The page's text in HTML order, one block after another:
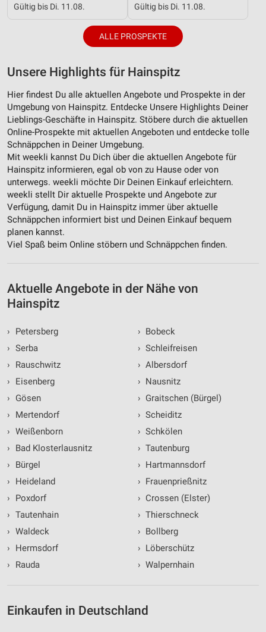
Gültig bis Di. 11.08. Gültig bis Di. 11.08.
ALLE PROSPEKTE
Unsere Highlights für Hainspitz
Hier findest Du alle aktuellen Angebote und Prospekte in der
Umgebung von Hainspitz. Entdecke Unsere Highlights Deiner
Lieblings-Geschäfte in Hainspitz. Stöbere durch die aktuellen
Online-Prospekte mit aktuellen Angeboten und entdecke tolle
Schnäppchen in Deiner Umgebung.
Mit weekli kannst Du Dich über die aktuellen Angebote für
Hainspitz informieren, egal ob von zu Hause oder von
unterwegs. weekli möchte Dir Deinen Einkauf erleichtern.
weekli stellt Dir aktuelle Prospekte und Angebote zur
Verfügung, damit Du in Hainspitz immer über aktuelle
Schnäppchen informiert bist und Deinen Einkauf bequem
planen kannst.
Viel Spaß beim Online stöbern und Schnäppchen finden.
Aktuelle Angebote in der Nähe von
Hainspitz
›
Petersberg
› Serba
›
Rauschwitz
›
Eisenberg
›
Gösen
›
Mertendorf
› Weißenborn
›
Bad Klosterlausnitz
›
Bürgel
›
Heideland
›
Poxdorf
› Tautenhain
› Waldeck
›
Hermsdorf
›
Rauda
› Bobeck
› Schleifreisen
› Albersdorf
› Nausnitz
› Graitschen (Bürgel)
› Scheiditz
› Schkölen
› Tautenburg
› Hartmannsdorf
› Frauenprießnitz
› Crossen (Elster)
› Thierschneck
› Bollberg
› Löberschütz
› Walpernhain
Einkaufen in Deutschland
personalisierter Inhalte
Messung der Performance von Inhalten
Analyse von Zielgruppen durch Statistiken oder
Kombinationen von Daten aus verschiedenen
Quellen
Entwicklung und Verbesserung der Angebote
Verwendung reduzierter Daten zur Auswahl von
Inhalten
IAB-Besonderheiten:
Verwendung genauer Standortdaten
Geräte anhand von aktiv angeforderten
Notwendig
Funktional
Werbung